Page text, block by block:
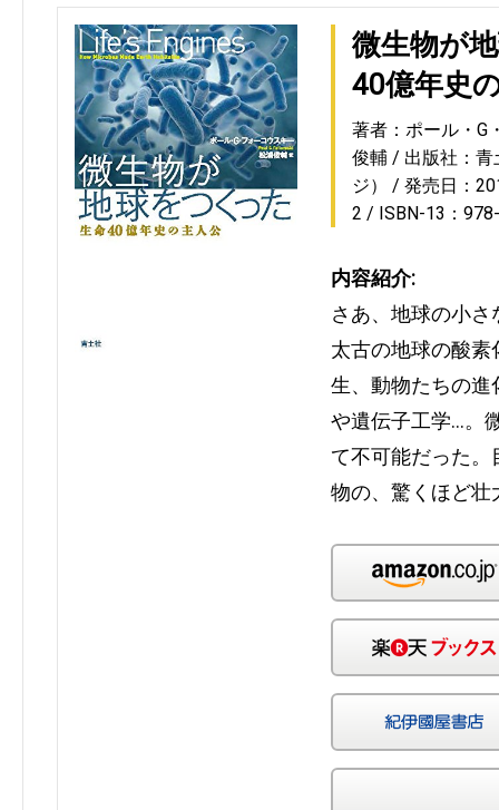
微生物が
40億年史
著者：ポール・G
俊輔
出版社：青
ジ）
発売日：
2
ISBN-13：
内容紹介:
さあ、地球の小
太古の地球の酸
生、動物たちの進
や遺伝子工学…。
て不可能だった
物の、驚くほど壮